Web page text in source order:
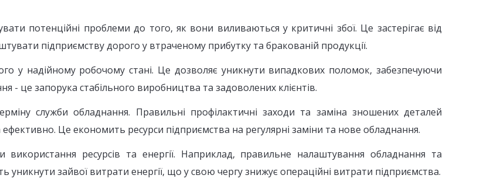
потенційні проблеми до того, як вони виливаються у критичні збої. Це застерігає від
підприємству дорого у втраченому прибутку та бракованій продукції.
у надійному робочому стані. Це дозволяє уникнути випадкових поломок, забезпечуючи
- це запорука стабільного виробництва та задоволених клієнтів.
служби обладнання. Правильні профілактичні заходи та заміна зношених деталей
Це економить ресурси підприємства на регулярні заміни та нове обладнання.
використання ресурсів та енергії. Наприклад, правильне налаштування обладнання та
уникнути зайвої витрати енергії, що у свою чергу знижує операційні витрати підприємства.